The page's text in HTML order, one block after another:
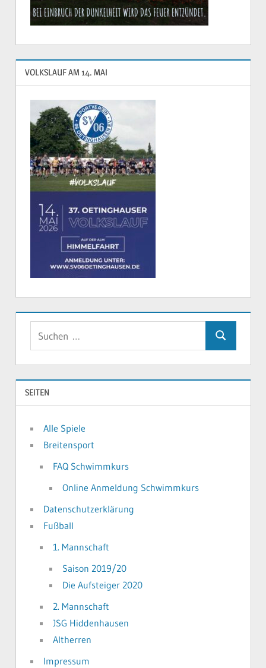
VOLKSLAUF AM 14. MAI
Suchen
SEITEN
Alle Spiele
Breitensport
FAQ Schwimmkurs
Online Anmeldung Schwimmkurs
Datenschutzerklärung
Fußball
1. Mannschaft
Saison 2019/20
Die Aufsteiger 2020
2. Mannschaft
JSG Hiddenhausen
Altherren
Impressum